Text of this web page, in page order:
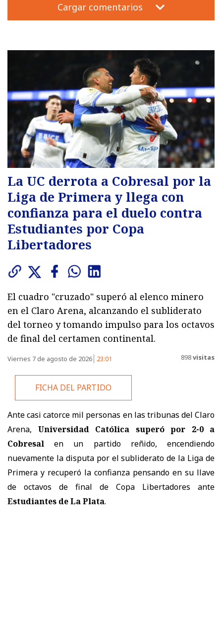
Cargar comentarios
La UC derrota a Cobresal por la
Liga de Primera y llega con
confianza para el duelo contra
Estudiantes por Copa
Libertadores
El cuadro "cruzado" superó al elenco minero
en el Claro Arena, alcanzando el subliderato
del torneo y tomando impulso para los octavos
de final del certamen continental.
Viernes 7 de agosto de 2026 23:01 898visitas
FICHA DEL PARTIDO
Ante casi catorce mil personas en las tribunas del Claro
Arena, Universidad Católica superó por 2-0 a
Cobresal en un partido reñido, encendiendo
nuevamente la disputa por el subliderato de la Liga de
Primera y recuperó la confianza pensando en su llave
de octavos de final de Copa Libertadores ante
Estudiantes de La Plata.